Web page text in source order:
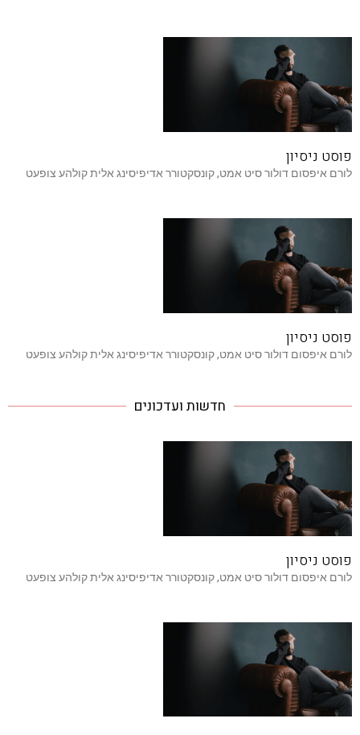
פוסט ניסיון
לורם איפסום דולור סיט אמט, קונסקטורר אדיפיסינג אלית קולהע צופעט
פוסט ניסיון
לורם איפסום דולור סיט אמט, קונסקטורר אדיפיסינג אלית קולהע צופעט
חדשות ועדכונים
פוסט ניסיון
לורם איפסום דולור סיט אמט, קונסקטורר אדיפיסינג אלית קולהע צופעט